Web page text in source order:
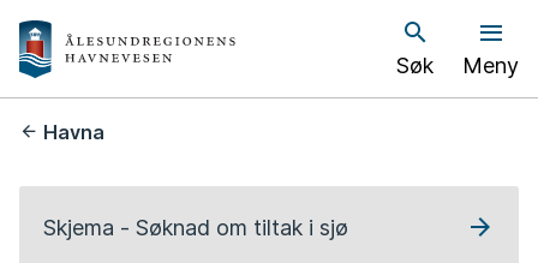
Å
l
s
u
Søk Meny
Du
her:
Havna
Skjema - Søknad om tiltak i sjø